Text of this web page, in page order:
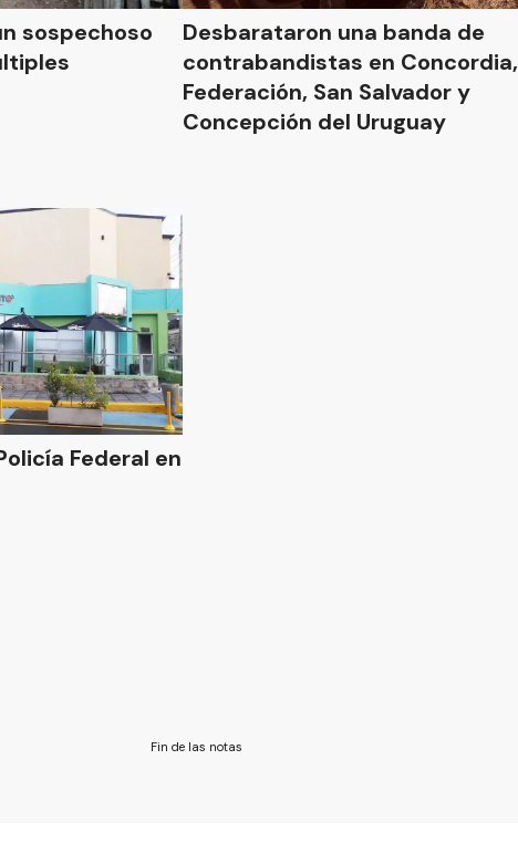
sospechoso
Desbarataron una banda de
contrabandistas en Concordia,
Federación, San Salvador y
Concepción del Uruguay
Federal en
Fin de las notas